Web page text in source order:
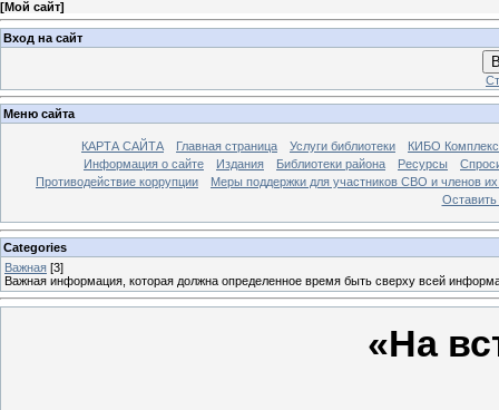
[Мой сайт]
Вход на сайт
Меню сайта
КАРТА САЙТА Главная страница Услуги библиотеки
КИБО
Информация о сайте
Издания Библиотеки района Ресурсы
Противодействие коррупции
Меры поддержки для участников СВО и членов
Оставить
Categories
Важная [3]
Важная информация, которая должна определенное время быть сверху всей
«На